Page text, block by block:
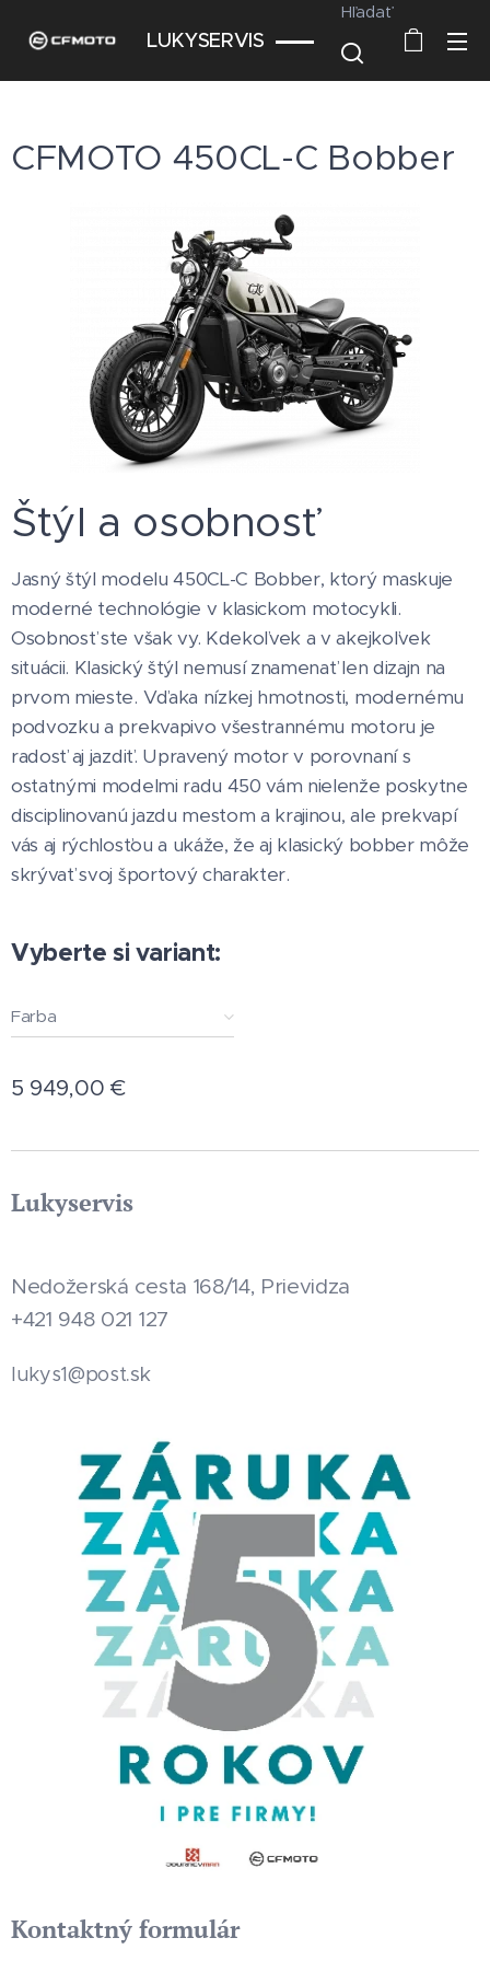
LUKYSERVIS
Hľadať
CFMOTO 450CL-C Bobber
Štýl a osobnosť
Jasný štýl modelu 450CL-C Bobber, ktorý maskuje
moderné technológie v klasickom motocykli.
Osobnosť ste však vy. Kdekoľvek a v akejkoľvek
situácii. Klasický štýl nemusí znamenať len dizajn na
prvom mieste. Vďaka nízkej hmotnosti, modernému
podvozku a prekvapivo všestrannému motoru je
radosť aj jazdiť. Upravený motor v porovnaní s
ostatnými modelmi radu 450 vám nielenže poskytne
disciplinovanú jazdu mestom a krajinou, ale prekvapí
vás aj rýchlosťou a ukáže, že aj klasický bobber môže
skrývať svoj športový charakter.
Vyberte si variant:
Farba
5 949,00 €
Lukyservis
Nedožerská cesta 168/14, Prievidza
+421 948 021 127
lukys1@post.sk
Kontaktný formulár